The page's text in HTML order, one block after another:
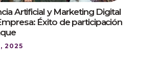
Artificial y Marketing Digital
Éxito de participación
2025